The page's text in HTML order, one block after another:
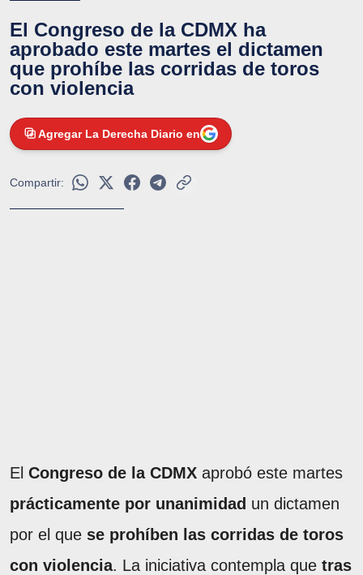
El Congreso de la CDMX ha
aprobado este martes el dictamen
que prohíbe las corridas de toros
con violencia
Agregar La Derecha Diario en
Compartir:
El Congreso de la CDMX aprobó este martes
prácticamente por unanimidad un dictamen
por el que se prohíben las corridas de toros
con violencia. La iniciativa contempla que tras